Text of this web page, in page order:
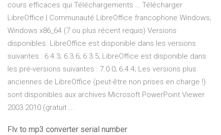
cours efficaces qui Téléchargements … Télécharger
LibreOffice | Communauté LibreOffice francophone Windows;
Windows x86_64 (7 ou plus récent requis) Versions
disponibles. LibreOffice est disponible dans les versions
suivantes : 6.4.3; 6.3.6; 6.3.5; LibreOffice est disponible dans
les pré-versions suivantes : 7.0.0; 6.4.4; Les versions plus
anciennes de LibreOffice (peut-être non prises en charge !)
sont disponibles aux archives Microsoft PowerPoint Viewer
2003 2010 (gratuit ...
Flv to mp3 converter serial number